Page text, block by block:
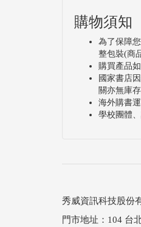
購物須知
為了保障
整包裝(商
購買產品
國家書店
關亦無庫
海外購書
學校團體
秀威資訊科技股份
門市地址：104 台